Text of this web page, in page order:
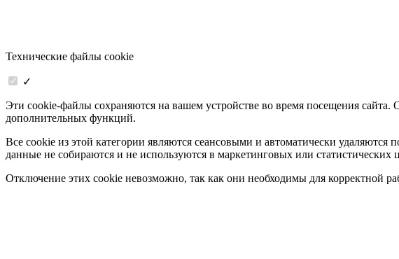
Технические файлы cookie
✓
Эти cookie-файлы сохраняются на вашем устройстве во время посещения
дополнительных функций.
Все cookie из этой категории являются сеансовыми и автоматически
данные не собираются и не используются в маркетинговых или статистических
Отключение этих cookie невозможно, так как они необходимы для корректной